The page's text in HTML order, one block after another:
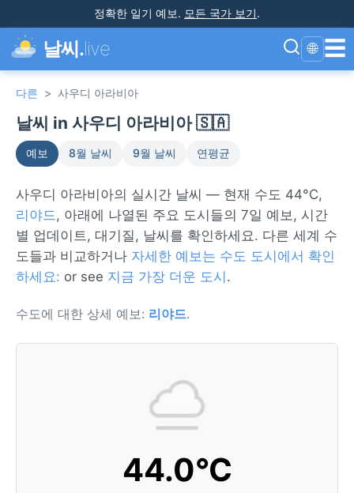
정확한 일기 예보. 모든 국가 보기.
날씨.live 🌐 ☰
다른 > 사우디 아라비아
날씨 in 사우디 아라비아 🇸🇦
예보 8월 날씨 9월 날씨 연평균
사우디 아라비아의 실시간 날씨 — 현재 수도 44°C,
리야드, 아래에 나열된 주요 도시들의 7일 예보, 시간
별 업데이트, 대기질, 날씨를 확인하세요. 다른 세계 수
도들과 비교하거나 자세한 예보는 수도 도시에서 확인
하세요: or see 지금 가장 더운 도시 .
수도에 대한 상세 예보: 리야드.
44.0°C